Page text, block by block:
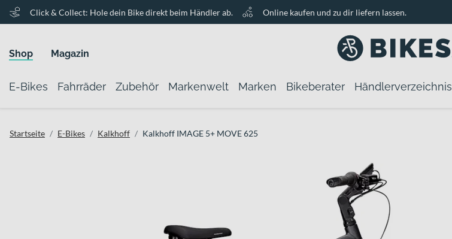
Click & Collect: Hole dein Bike direkt beim Händler ab. Online kaufen und zu dir liefern lassen.
Shop Magazin
E-Bikes Fahrräder Zubehör Markenwelt Marken Bikeberater Händlerverzeichnis
Startseite E-Bikes Kalkhoff Kalkhoff IMAGE 5+ MOVE 625